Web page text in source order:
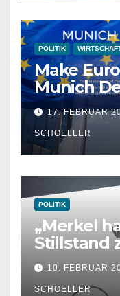
POLITIK
Make
Munich
Strength,
Freedom
17. FEBRUAR
SCHOELLER
POLITIK
„Merkel
Stillstand
10. FEBRUAR
SCHOELLER